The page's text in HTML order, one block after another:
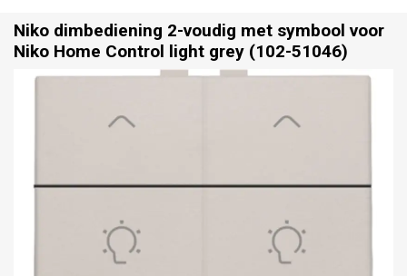
Niko dimbediening 2-voudig met symbool voor
Niko Home Control light grey (102-51046)